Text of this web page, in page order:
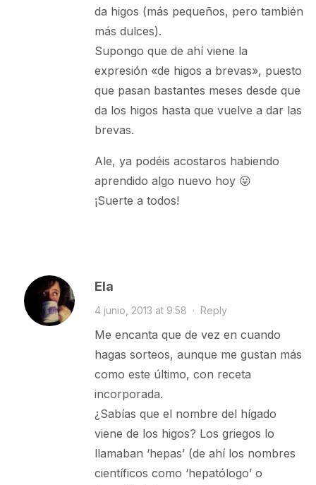
da higos (más pequeños, pero también
más dulces).
Supongo que de ahí viene la
expresión «de higos a brevas», puesto
que pasan bastantes meses desde que
da los higos hasta que vuelve a dar las
brevas.
Ale, ya podéis acostaros habiendo
aprendido algo nuevo hoy 😛
¡Suerte a todos!
Ela
4 junio, 2013 at 9:58 · Reply
Me encanta que de vez en cuando
hagas sorteos, aunque me gustan más
como este último, con receta
incorporada.
¿Sabías que el nombre del hígado
viene de los higos? Los griegos lo
llamaban ‘hepas’ (de ahí los nombres
científicos como ‘hepatólogo’ o